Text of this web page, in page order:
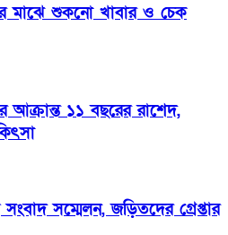
মাঝে শুকনো খাবার ও চেক
আক্রান্ত ১১ বছরের রাশেদ,
সম্মেলন, জড়িতদের গ্রেপ্তার